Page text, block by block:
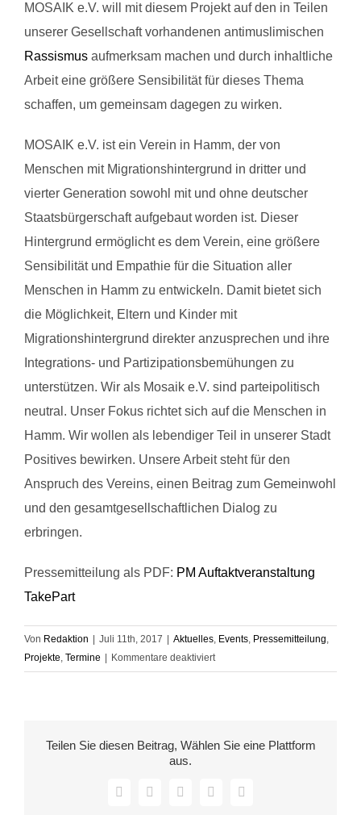
MOSAIK e.V. will mit diesem Projekt auf den in Teilen
unserer Gesellschaft vorhandenen antimuslimischen
Rassismus aufmerksam machen und durch inhaltliche
Arbeit eine größere Sensibilität für dieses Thema
schaffen, um gemeinsam dagegen zu wirken.
MOSAIK e.V. ist ein Verein in Hamm, der von
Menschen mit Migrationshintergrund in dritter und
vierter Generation sowohl mit und ohne deutscher
Staatsbürgerschaft aufgebaut worden ist. Dieser
Hintergrund ermöglicht es dem Verein, eine größere
Sensibilität und Empathie für die Situation aller
Menschen in Hamm zu entwickeln. Damit bietet sich
die Möglichkeit, Eltern und Kinder mit
Migrationshintergrund direkter anzusprechen und ihre
Integrations- und Partizipationsbemühungen zu
unterstützen. Wir als Mosaik e.V. sind parteipolitisch
neutral. Unser Fokus richtet sich auf die Menschen in
Hamm. Wir wollen als lebendiger Teil in unserer Stadt
Positives bewirken. Unsere Arbeit steht für den
Anspruch des Vereins, einen Beitrag zum Gemeinwohl
und den gesamtgesellschaftlichen Dialog zu
erbringen.
Pressemitteilung als PDF: PM Auftaktveranstaltung
TakePart
Von Redaktion Juli 11th, 2017 Aktuelles, Events, Pressemitteilung,
Projekte, Termine Kommentare deaktiviertfür
Startschuss
Partizipativ
antimuslimischen
Teilen Sie diesen Beitrag, Wählen Sie eine Plattform
aus.
Facebook
X LinkedInWhatsApp
E-